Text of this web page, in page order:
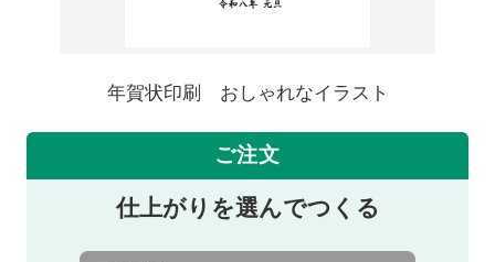
年賀状印刷 おしゃれなイラスト
ご注文
仕上がりを選んでつくる